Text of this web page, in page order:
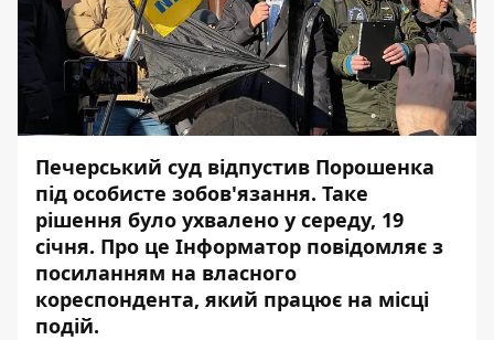
Печерський суд відпустив Порошенка
під особисте зобов'язання. Таке
рішення було ухвалено у середу, 19
січня. Про це Інформатор повідомляє з
посиланням на власного
кореспондента, який працює на місці
подій.